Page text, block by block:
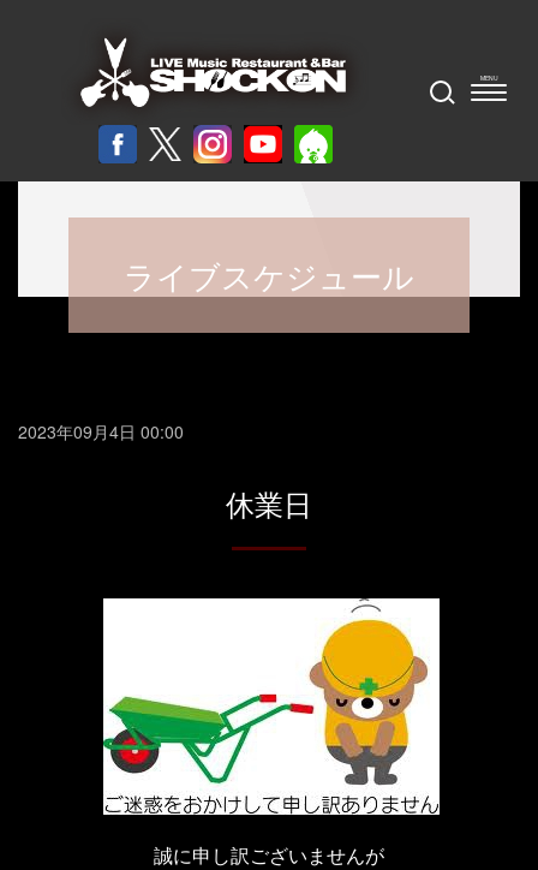
ライブスケジュール
2023年09月4日 00:00
休業日
誠に申し訳ございませんが